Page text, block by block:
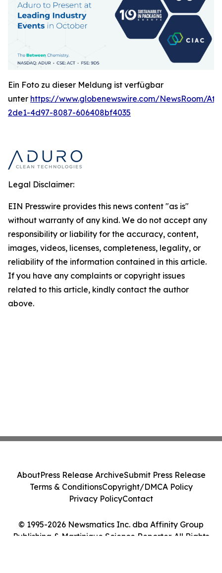
Ein Foto zu dieser Meldung ist verfügbar
unter https://www.globenewswire.com/NewsRoom/
2de1-4d97-8087-606408bf4035
Legal Disclaimer:
EIN Presswire provides this news content "as is"
without warranty of any kind. We do not accept any
responsibility or liability for the accuracy, content,
images, videos, licenses, completeness, legality, or
reliability of the information contained in this article.
If you have any complaints or copyright issues
related to this article, kindly contact the author
above.
© 1995-2026 Newsmatics Inc. dba Affinity Group
Publishing & Martinique Science Reporter. All Rights
AboutPress Release ArchiveSubmit Press Release
Terms & ConditionsCopyright/DMCA Policy
Privacy PolicyContact